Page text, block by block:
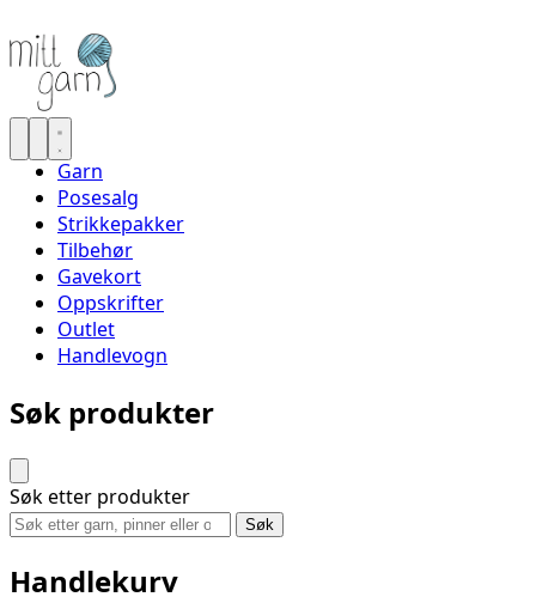
Garn
Posesalg
Strikkepakker
Tilbehør
Gavekort
Oppskrifter
Outlet
Handlevogn
Søk produkter
Søk etter produkter
Søk
Handlekurv